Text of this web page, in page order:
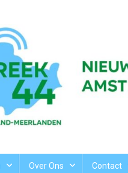
Over Ons Contact